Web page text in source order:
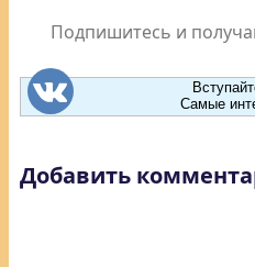
Подпишитесь и
Самые
Добавить